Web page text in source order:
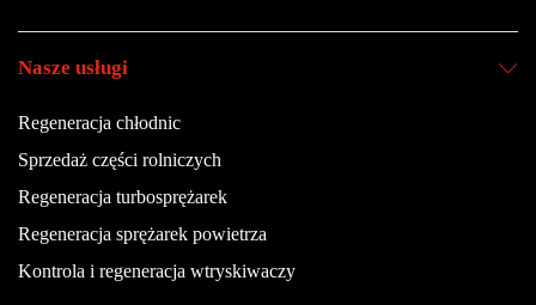
Nasze usługi
Regeneracja chłodnic
Sprzedaż części rolniczych
Regeneracja turbosprężarek
Regeneracja sprężarek powietrza
Kontrola i regeneracja wtryskiwaczy